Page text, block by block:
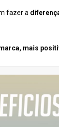
fazer a
mais